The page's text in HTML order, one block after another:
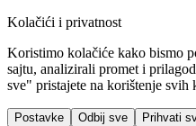
Kolačići i privatnost
Koristimo kolačiće kako bismo
sajtu, analizirali promet i
sve" pristajete na korištenje svih
Postavke Odbij sve Prihvati